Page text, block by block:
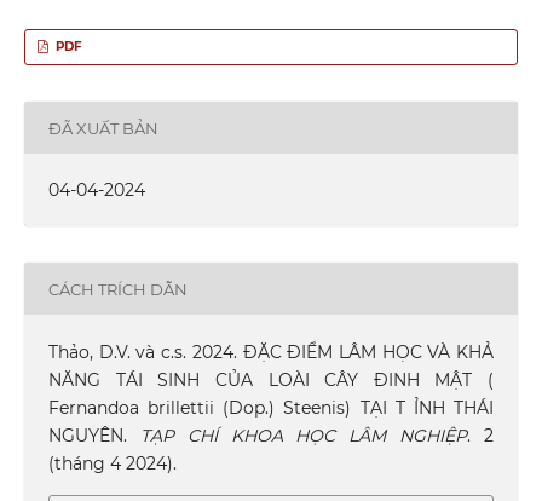
PDF
ĐÃ XUẤT BẢN
04-04-2024
CÁCH TRÍCH DẪN
Thảo, D.V. và c.s. 2024. ĐẶC ĐIỂM LÂM HỌC VÀ KHẢ
NĂNG TÁI SINH CỦA LOÀI CÂY ĐINH MẬT (
Fernandoa brillettii (Dop.) Steenis) TẠI T ỈNH THÁI
NGUYÊN.
TẠP CHÍ KHOA HỌC LÂM NGHIỆP. 2
(tháng 4 2024).